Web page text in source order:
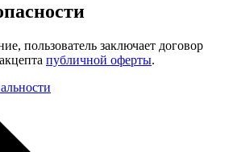
пользователь заключает договор
публичной оферты.